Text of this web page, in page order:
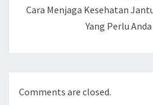
Cara Menjaga Kesehatan
Yang Perlu
Comments are closed.